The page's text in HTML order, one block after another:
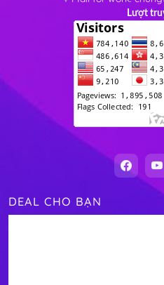
Lượt
DEAL CHO BẠN